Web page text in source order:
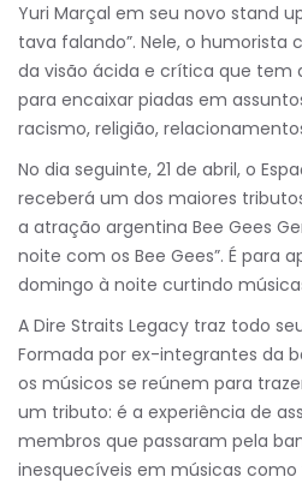
Yuri Marçal em seu novo stand
tava falando”. Nele, o humorista
da visão ácida e crítica que tem
para encaixar piadas em
racismo, religião,
No dia seguinte, 21 de abril, o
receberá um dos maiores
a atração argentina Bee Gees
noite com os Bee Gees”. É para
domingo à noite curtindo
A Dire Straits Legacy traz todo
Formada por ex-integrantes da
os músicos se reúnem para
um tributo: é a experiência de
membros que passaram pela
inesquecíveis em músicas como